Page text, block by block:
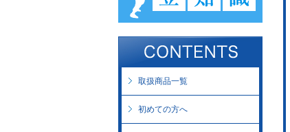
取扱商品一覧
初めての方へ